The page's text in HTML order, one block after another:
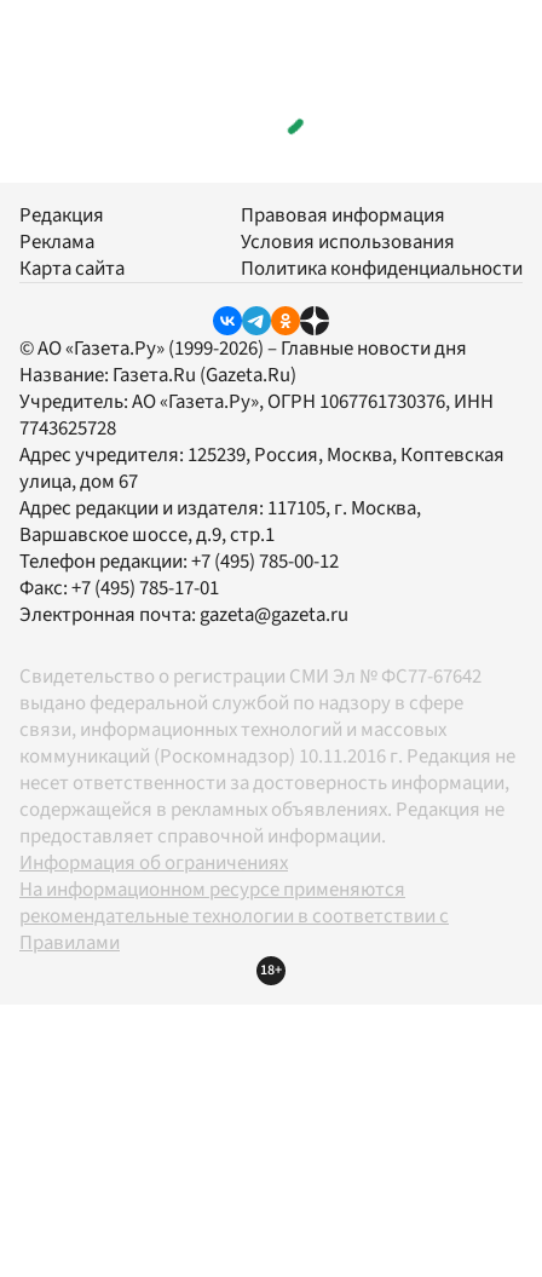
Редакция
Реклама
Карта сайта
Правовая информация
Условия использования
Политика конфиденциальности
© АО «Газета.Ру» (1999-2026) – Главные новости дня
Название: Газета.Ru (Gazeta.Ru)
Учредитель:АО «Газета.Ру», ОГРН 1067761730376, ИНН
7743625728
Адрес учредителя: 125239, Россия, Москва, Коптевская
улица, дом 67
Адрес редакции и издателя: 117105, г. Москва,
Варшавское шоссе, д.9, стр.1
Телефон редакции:+7 (495) 785-00-12
Факс:+7 (495) 785-17-01
Электронная почта:gazeta@gazeta.ru
Свидетельство о регистрации СМИ Эл № ФС77-67642
выдано федеральной службой по надзору в сфере
связи, информационных технологий и массовых
коммуникаций (Роскомнадзор) 10.11.2016 г. Редакция не
несет ответственности за достоверность информации,
содержащейся в рекламных объявлениях. Редакция не
предоставляет справочной информации.
Информация об ограничениях
На информационном ресурсе применяются
рекомендательные технологии в соответствии с
Правилами
18+